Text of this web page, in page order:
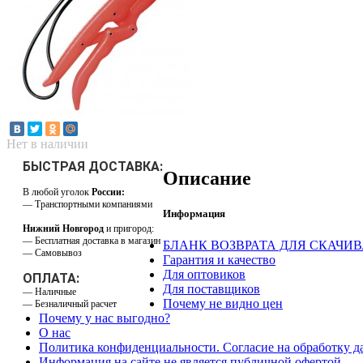
Нет в наличии
БЫСТРАЯ ДОСТАВКА:
В любой уголок России:
— Транспортными компаниями
Нижний Новгород и пригород:
— Бесплатная доставка в магазин
— Самовывоз
ОПЛАТА:
— Наличные
— Безналичный расчет
Описание
Информация
БЛАНК ВОЗВРАТА ДЛЯ
Гарантия и качество
Для оптовиков
Для поставщиков
Почему не видно цен
Почему у нас выгодно?
О нас
Политика конфиденциальности. Согласие на обработку